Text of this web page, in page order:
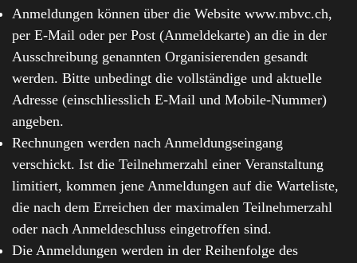
Anmeldungen können über die Website www.mbvc.ch,
per E-Mail oder per Post (Anmeldekarte) an die in der
Ausschreibung genannten Organisierenden gesandt
werden. Bitte unbedingt die vollständige und aktuelle
Adresse (einschliesslich E-Mail und Mobile-Nummer)
angeben.
Rechnungen werden nach Anmeldungseingang
verschickt. Ist die Teilnehmerzahl einer Veranstaltung
limitiert, kommen jene Anmeldungen auf die Warteliste,
die nach dem Erreichen der maximalen Teilnehmerzahl
oder nach Anmeldeschluss eingetroffen sind.
Die Anmeldungen werden in der Reihenfolge des